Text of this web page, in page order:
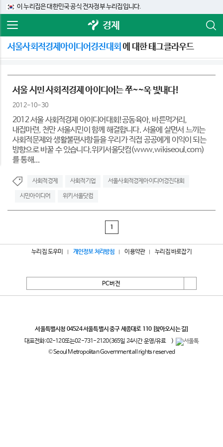
이 누리집은 대한민국 공식 전자정부 누리집입니다.
경제
서울사회적경제아이디어경진대회 에 대한 태그클라우드
서울 시민 사회적경제 아이디어는 쭈~~욱 빛내다!
2012-10-30
2012 서울 사회적경제 아이디어대회!공동육아, 바른먹거리,
내집마련, 천만 서울시민이 함께 해결합니다. 서울에 살면서 느끼는
사회적문제와 생활불편사항들을 우리가 직접 공공에게 이익이 되는
방향으로 바꿀 수 있습니다.위키서울닷컴(www.wikiseoul.com)
를 통해...
사회적경제 사회적기업 서울사회적경제아이디어경진대회
시민아이디어 위키서울닷컴
1
누리집 도우미 개인정보 처리방침 이용약관 누리집 바로잡기
PC버전
서울특별시청 04524 서울특별시 중구 세종대로 110 [찾아오시는 길]
대표전화:02-120또는02-731-2120(365일 24시간 운영/유료
)
© Seoul Metropolitan Government all rights reserved